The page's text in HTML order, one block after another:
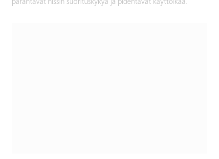
parantavat hissin suorituskykyä ja pidentävät käyttöikää.